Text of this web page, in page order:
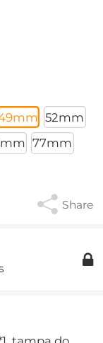
52mm
77mm
Share